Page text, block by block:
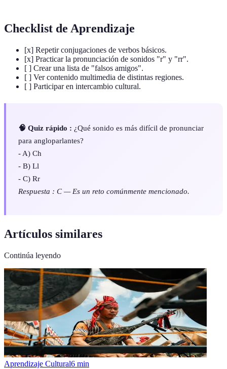
Checklist de Aprendizaje
[x] Repetir conjugaciones de verbos básicos.
[x] Practicar la pronunciación de sonidos "r" y "rr".
[ ] Crear una lista de "falsos amigos".
[ ] Ver contenido multimedia de distintas regiones.
[ ] Participar en intercambio cultural.
🧠 Quiz rápido : ¿Qué sonido es más difícil de pronunciar
para angloparlantes?
- A) Ch
- B) Ll
- C) Rr
Respuesta : C — Es un reto comúnmente mencionado.
Artículos similares
Continúa leyendo
Aprendizaje Cultural6 min